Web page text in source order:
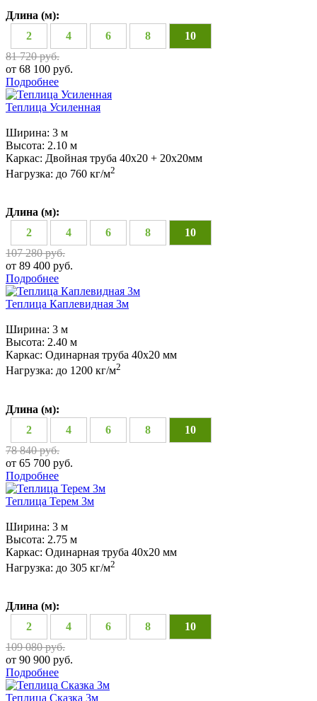
Длина (м):
2
4 6 8
10
81 720 руб.
от 68 100 руб.
Подробнее
Теплица Усиленная
Ширина: 3 м
Высота: 2.10 м
Каркас: Двойная труба 40х20 + 20х20мм
Нагрузка: до 760 кг/м2
Длина (м):
2
4 6 8
10
107 280 руб.
от 89 400 руб.
Подробнее
Теплица Каплевидная 3м
Ширина: 3 м
Высота: 2.40 м
Каркас: Одинарная труба 40х20 мм
Нагрузка: до 1200 кг/м2
Длина (м):
2
4 6 8
10
78 840 руб.
от 65 700 руб.
Подробнее
Теплица Терем 3м
Ширина: 3 м
Высота: 2.75 м
Каркас: Одинарная труба 40х20 мм
Нагрузка: до 305 кг/м2
Длина (м):
2
4 6 8
10
109 080 руб.
от 90 900 руб.
Подробнее
Теплица Сказка 3м